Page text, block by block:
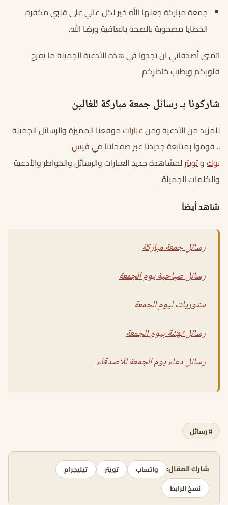
جمعة مباركة جعلها الله خير لكل غالي على قلبي مكفرة
الخطايا مصحوبة بالصحة بالعافية ورضا الله.
اتمنى أصدقائي ان تجدوا في هذه الأدعية الجميلة ما يفرح
قلوبكم ويطيب خاطركم
شاركونا بـ رسائل جمعة مباركة للغالين
للمزيد من الأدعية ومنعباراتموقعنا المميزة والرسائل الجميلة
.. قوموا بمتابعة جديدنا عبر صفحاتنا فيفيس
بوكوتويترلمشاهدة جديد العبارات والرسائل والخواطر والأدعية
والكلمات الجميلة.
شاهد أيضاً
رسائل جمعة مباركة
رسائل صباحية يوم الجمعة
ستوريات ليوم الجمعة
رسائل تهنئة بيوم الجمعة
رسائل دعاء يوم الجمعة للاصدقاء
# رسائل
شارك المقال: واتساب تويتر
تيليجرام
نسخ الرابط